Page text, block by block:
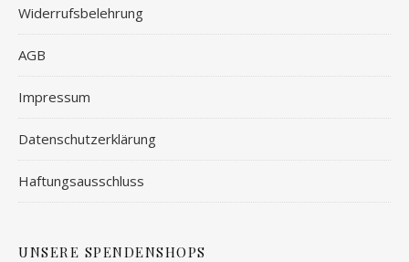
Widerrufsbelehrung
AGB
Impressum
Datenschutzerklärung
Haftungsausschluss
UNSERE SPENDENSHOPS